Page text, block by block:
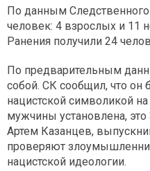
По данным
человек: 4 взрослых и 11
Ранения получили 24
По предварительным
собой. СК сообщил, что он
нацистской символикой
мужчины установлена,
Артем Казанцев,
проверяют
нацистской идеологии.